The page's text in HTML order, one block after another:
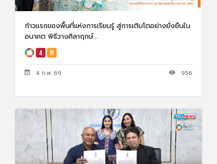
ก้าวแรกของพื้นที่แห่งการเรียนรู้ สู่การเติบโตอย่างยั่งยืนใน
อนาคต พิธีวางศิลาฤกษ์...
4 ก.พ. 69 956